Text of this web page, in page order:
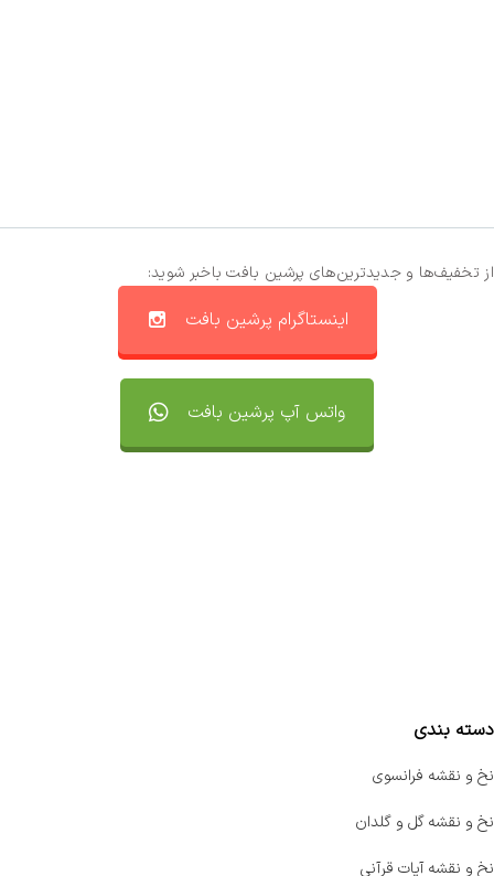
از تخفیف‌ها و جدیدترین‌های پرشین بافت باخبر شوید:
اینستاگرام پرشین بافت
واتس آپ پرشین بافت
دسته بندی
نخ و نقشه فرانسوی
نخ و نقشه گل و گلدان
نخ و نقشه آیات قرآنی